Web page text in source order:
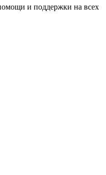
и поддержки на всех